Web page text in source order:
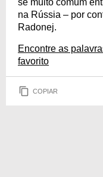
se muito comum
na Rússia – por
Radonej.
Encontre as
favorito
COPIAR